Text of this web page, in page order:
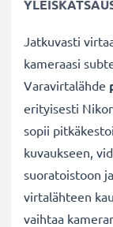
Jatkuvasti
kameraasi
Varavirtalähde
erityisesti
sopii
kuvaukseen,
suoratoistoon
virtalähteen
vaihtaa